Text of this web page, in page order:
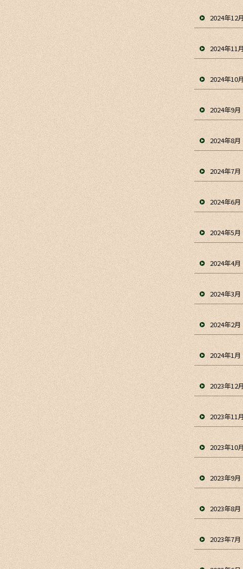
2024年12月
2024年11月
2024年10月
2024年9月
2024年8月
2024年7月
2024年6月
2024年5月
2024年4月
2024年3月
2024年2月
2024年1月
2023年12月
2023年11月
2023年10月
2023年9月
2023年8月
2023年7月